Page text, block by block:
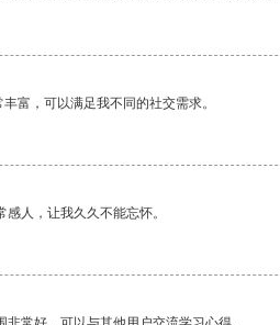
富，可以满足我不同的社交需求。
人，让我久久不能忘怀。